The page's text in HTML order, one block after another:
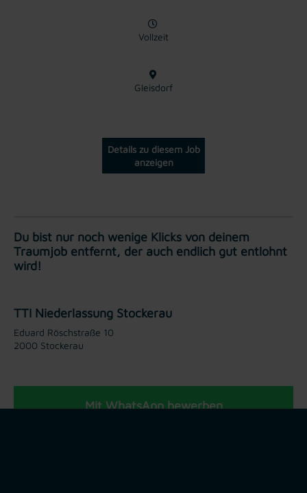
Vollzeit
Gleisdorf
Details zu diesem Job
anzeigen
Du bist nur noch wenige Klicks von deinem
Traumjob entfernt, der auch endlich gut entlohnt
wird!
TTI Niederlassung Stockerau
Eduard Röschstraße 10
2000 Stockerau
Mit WhatsApp bewerben